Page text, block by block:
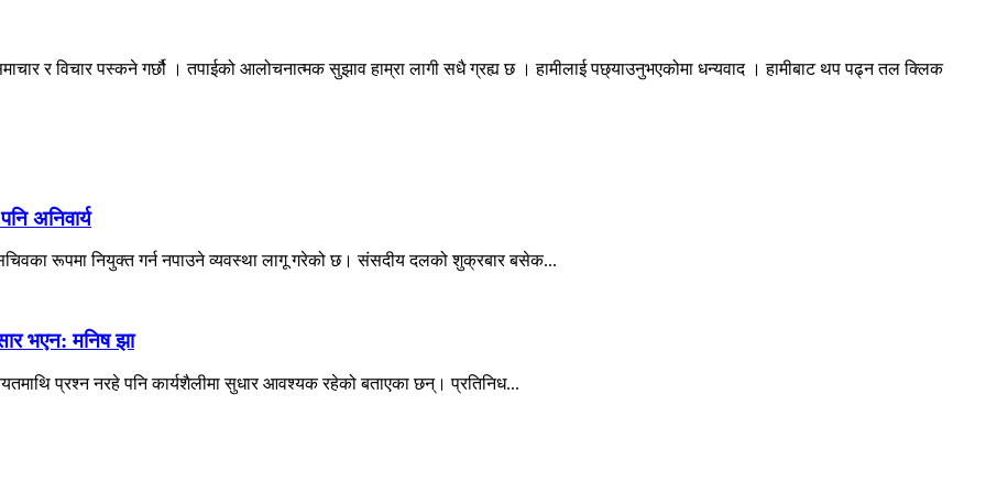
र विचार पस्कने गर्छौ । तपाईको आलोचनात्मक सुझाव हाम्रा लागी सधै ग्रह्य छ । हामीलाई पछ्याउनुभएकोमा धन्यवाद । हामीबाट थप पढ्न तल क्लिक
अनिवार्य
रूपमा नियुक्त गर्न नपाउने व्यवस्था लागू गरेको छ। संसदीय दलको शुक्रबार बसेक...
भएन: मनिष झा
प्रश्न नरहे पनि कार्यशैलीमा सुधार आवश्यक रहेको बताएका छन्। प्रतिनिध...